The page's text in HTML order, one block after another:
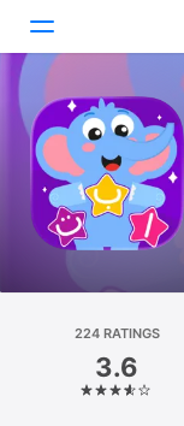
Today
Games
Apps
Platform
iPhone
224 RATINGS
3.6